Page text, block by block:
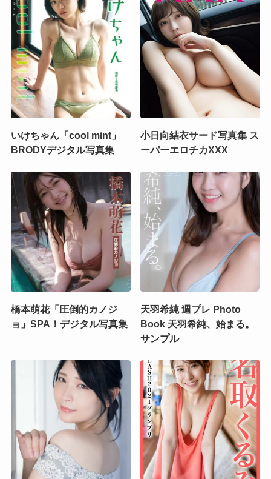
いけちゃん「cool mint」
BRODYデジタル写真集
小日向結衣サード写真集 ス
ーパーエロチカXXX
橋本萌花「圧倒的カノジ
ョ」SPA！デジタル写真集
天羽希純 週プレ Photo
Book 天羽希純、始まる。
サンプル